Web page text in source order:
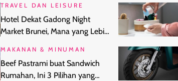
TRAVEL DAN LEISURE
Hotel Dekat Gadong Night
Market Brunei, Mana yang Lebih
MAKANAN & MINUMAN
Beef Pastrami buat Sandwich
Rumahan, Ini 3 Pilihan yang